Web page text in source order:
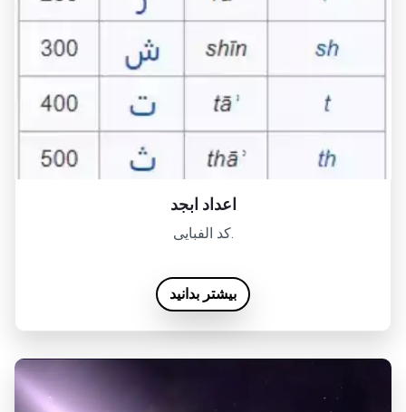
اعداد ابجد
کد الفبایی.
بیشتر بدانید